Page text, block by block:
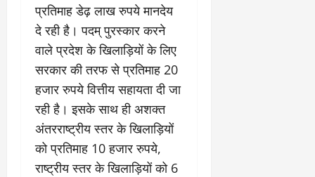
प्रतिमाह डेढ़ लाख रुपये मानदेय
दे रही है। पदम् पुरस्कार करने
वाले प्रदेश के खिलाड़ियों के लिए
सरकार की तरफ से प्रतिमाह 20
हजार रुपये वित्तीय सहायता दी जा
रही है। इसके साथ ही अशक्त
अंतरराष्ट्रीय स्तर के खिलाड़ियों
को प्रतिमाह 10 हजार रुपये,
राष्ट्रीय स्तर के खिलाड़ियों को 6